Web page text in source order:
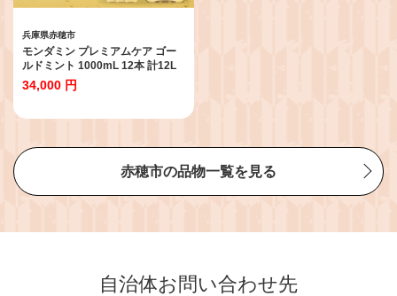
兵庫県赤穂市
モンダミン プレミアムケア ゴー
ルドミント 1000mL 12本 計12L
／ 洗口液 マウスウォッシュ 口腔
ケア 口内ケア オーラルケア 口臭
県 赤穂市 【2026年2月下旬より
34,000 円
赤穂市の品物一覧を見る
自治体お問い合わせ先